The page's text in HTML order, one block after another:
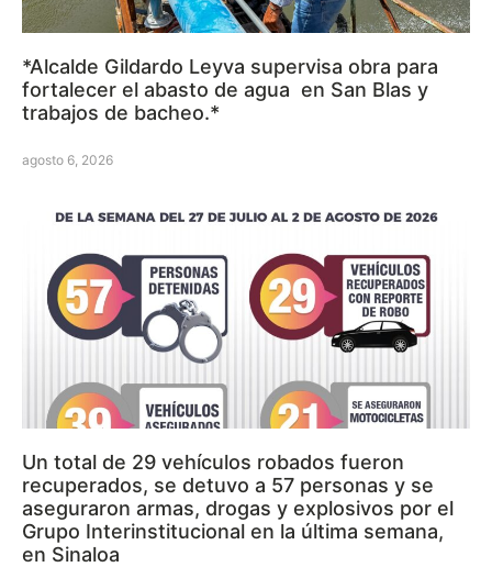
*Alcalde Gildardo Leyva supervisa obra para
fortalecer el abasto de agua en San Blas y
trabajos de bacheo.*
agosto 6, 2026
Un total de 29 vehículos robados fueron
recuperados, se detuvo a 57 personas y se
aseguraron armas, drogas y explosivos por el
Grupo Interinstitucional en la última semana,
en Sinaloa